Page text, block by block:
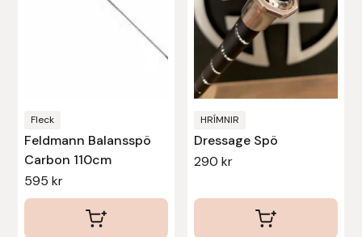
Fleck
Feldmann Balansspö
Carbon 110cm
595kr
HRÍMNIR
Dressage Spö
290 kr
Vals
Veredus